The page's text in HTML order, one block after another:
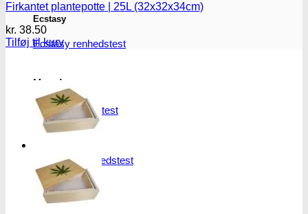
Ecstasy
Ecstasy renhedstest
Heroin
Heroin renhedstest
Badesalte
Badesalte renhedstest
LSD
Firkantet plantepotte | 25L (32x32x34cm)
kr. 38.50
Tilføj til kurv